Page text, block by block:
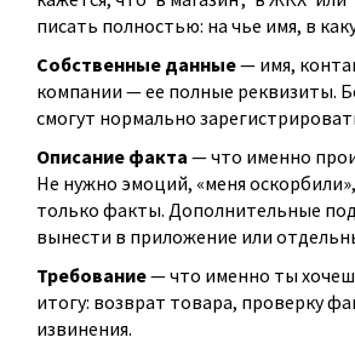
писать полностью: на чье имя, в
Собственные данные— имя,
компании — ее полные реквизиты.
смогут нормально
Описание факта — что именно
Не нужно эмоций, «меня
только факты. Дополнительные
вынести в приложение или
Требование— что именно ты
итогу: возврат товара, проверку
извинения.